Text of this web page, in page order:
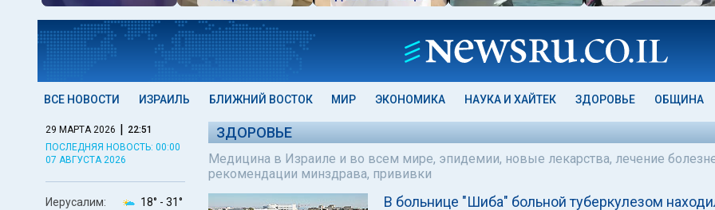
ВСЕ НОВОСТИ ИЗРАИЛЬ БЛИЖНИЙ ВОСТОК МИР ЭКОНОМИКА НАУКА И ХАЙТЕК ЗДОРОВЬЕ ОБЩИНА
29 МАРТА 2026 | 22:51
ПОСЛЕДНЯЯ НОВОСТЬ: 00:00
07 АВГУСТА 2026
Иерусалим: 18° - 31°
ЗДОРОВЬЕ
Медицина в Израиле и во всем мире, эпидемии, новые лекарства, лечение
рекомендации минздрава, прививки
В больнице "Шиба" больной туберкулезом